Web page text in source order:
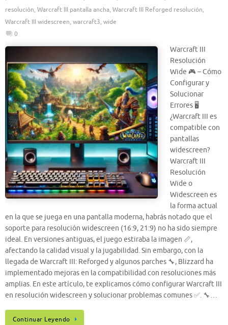
resolución, Warcraft III pantalla ancha, Warcraft III Reforged resolución,
Warcraft III widescreen, warcraft3, wide
0
Warcraft III
Resolución
Wide 🎮 – Cómo
Configurar y
Solucionar
Errores 🖥️
¿Warcraft III es
compatible con
pantallas
widescreen?
Warcraft III
Resolución
Wide o
Widescreen es
la forma actual
en la que se juega en una pantalla moderna, habrás notado que el
soporte para resolución widescreen (16:9, 21:9) no ha sido siempre
ideal. En versiones antiguas, el juego estiraba la imagen 📏,
afectando la calidad visual y la jugabilidad. Sin embargo, con la
llegada de Warcraft III: Reforged y algunos parches 🔧, Blizzard ha
implementado mejoras en la compatibilidad con resoluciones más
amplias. En este artículo, te explicamos cómo configurar Warcraft III
en resolución widescreen y solucionar problemas comunes ✅. 🔧…
Continuar Leyendo